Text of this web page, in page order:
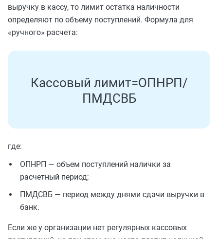
выручку в кассу, то лимит остатка наличности
определяют по объему поступлений. Формула для
‭«ручного» расчета:
Кассовый лимит=ОПНРП/
ПМДСВБ
где:
ОПНРП — объем поступлений налички за
расчетный период;
ПМДСВБ — период между днями сдачи выручки в
банк.
Если же у организации нет регулярных кассовых